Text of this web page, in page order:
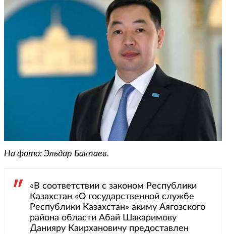
На фото: Эльдар Бакпаев.
«В соответствии с законом Республики
Казахстан «О государственной службе
Республики Казахстан» акиму Аягозского
района области Абай Шакаримову
Данияру Каирхановичу предоставлен